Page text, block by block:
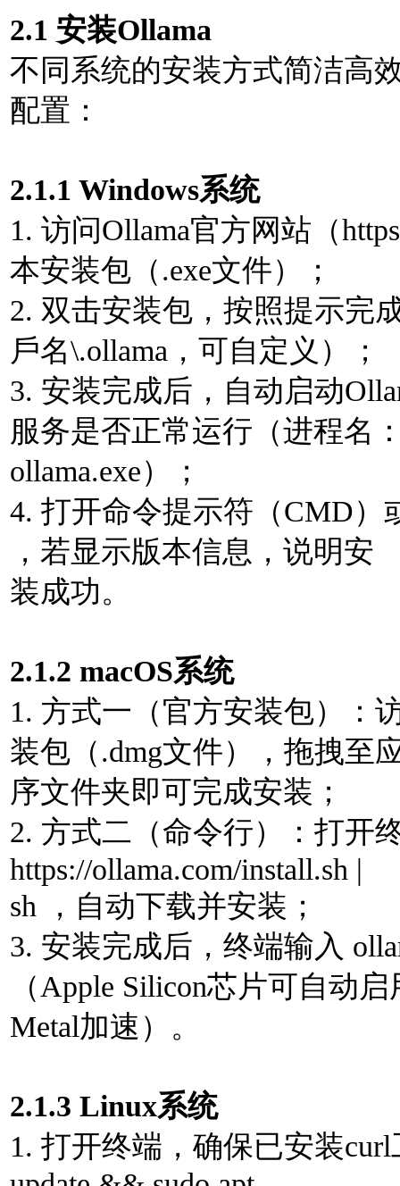
2.1 安装Ollama
不同系统的安装⽅式简洁⾼
配置：
2.1.1 Windows系统
1. 访问Ollama官⽅⽹站（
本安装包（.exe⽂件）；
2. 双击安装包，按照提⽰完
⼾名\.ollama，可⾃定义）；
3. 安装完成后，⾃动启动
服务是否正常运⾏（进程名
ollama.exe）；
4. 打开命令提⽰符（CMD）
，若显⽰版本信息，说明安
装成功。
2.1.2 macOS系统
1. ⽅式⼀（官⽅安装包）：
装包（.dmg⽂件），拖拽⾄
序⽂件夹即可完成安装；
2. ⽅式⼆（命令⾏）：打开
https://ollama.com/install.sh |
sh ，⾃动下载并安装；
3. 安装完成后，终端输⼊
（Apple Silicon芯⽚可⾃动启
Metal加速）。
2.1.3 Linux系统
1. 打开终端，确保已安装